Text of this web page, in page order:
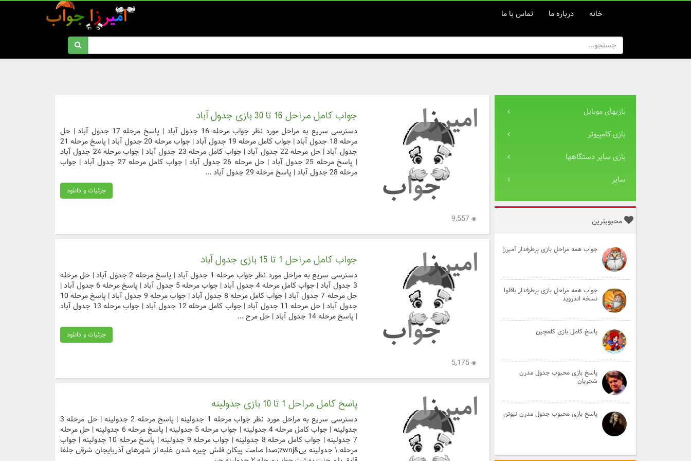
خانه درباره ما تماس با ما
بازیهای موبایل
بازی کامپیوتر
بازی سایر دستگاهها
سایر
محبوبترین
جواب همه مراحل بازی پرطرفدار آمیرزا
جواب همه مراحل بازی پرطرفدار باقلوا
نسخه اندروید
پاسخ کامل بازی کلمچین
پاسخ بازی محبوب جدول مدرن
شجریان
پاسخ بازی محبوب جدول مدرن نیوتن
جواب کامل مراحل 16 تا 30 بازی جدول آباد
دسترسی سریع به مراحل مورد نظر جواب مرحله 16 جدول آباد | پاسخ مرحله 17 جدول آباد | حل
مرحله 18 جدول آباد | جواب کامل مرحله 19 جدول آباد | جواب مرحله 20 جدول آباد | پاسخ مرحله 21
جدول آباد | حل مرحله 22 جدول آباد | جواب کامل مرحله 23 جدول آباد | جواب مرحله 24 جدول آباد
| پاسخ مرحله 25 جدول آباد | حل مرحله 26 جدول آباد | جواب کامل مرحله 27 جدول آباد | جواب
مرحله 28 جدول آباد | پاسخ مرحله 29 جدول آباد ...
جزئیات و دانلود
جواب کامل مراحل 1 تا 15 بازی جدول آباد
دسترسی سریع به مراحل مورد نظر جواب مرحله 1 جدول آباد | پاسخ مرحله 2 جدول آباد | حل مرحله
3 جدول آباد | جواب کامل مرحله 4 جدول آباد | جواب مرحله 5 جدول آباد | پاسخ مرحله 6 جدول آباد |
حل مرحله 7 جدول آباد | جواب کامل مرحله 8 جدول آباد | جواب مرحله 9 جدول آباد | پاسخ مرحله 10
جدول آباد | حل مرحله 11 جدول آباد | جواب کامل مرحله 12 جدول آباد | جواب مرحله 13 جدول آباد
| پاسخ مرحله 14 جدول آباد | حل مرح ...
جزئیات و دانلود
پاسخ کامل مراحل 1 تا 10 بازی جدولینه
دسترسی سریع به مراحل مورد نظر جواب مرحله 1 جدولینه | پاسخ مرحله 2 جدولینه | حل مرحله 3
جدولینه | جواب کامل مرحله 4 جدولینه | جواب مرحله 5 جدولینه | پاسخ مرحله 6 جدولینه | حل مرحله
7 جدولینه | جواب کامل مرحله 8 جدولینه | جواب مرحله 9 جدولینه | پاسخ مرحله 10 جدولینه | جواب
مرحله ۱ جدولینه بی&zwnj;صدا صامت پیکان فلش چیره شدن غلبه از شهرهای آذربایجان شرقی جلفا